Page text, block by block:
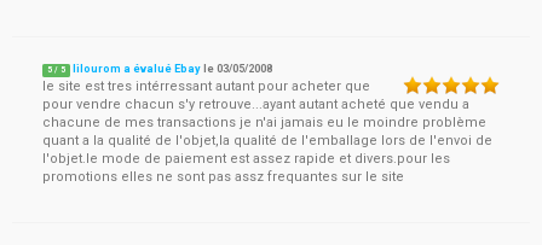
5 / 5 lilourom a évalué Ebay le03/05/2008
le site est tres intérressant autant pour acheter que
pour vendre chacun s'y retrouve...ayant autant acheté que vendu a
chacune de mes transactions je n'ai jamais eu le moindre problème
quant a la qualité de l'objet,la qualité de l'emballage lors de l'envoi de
l'objet.le mode de paiement est assez rapide et divers.pour les
promotions elles ne sont pas assz frequantes sur le site